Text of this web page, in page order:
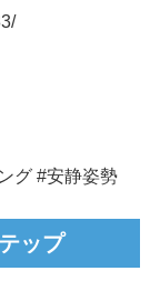
グ #安静姿勢
ップ